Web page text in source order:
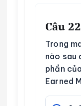
Câu 22
Trong
nào sau
phần
Earned